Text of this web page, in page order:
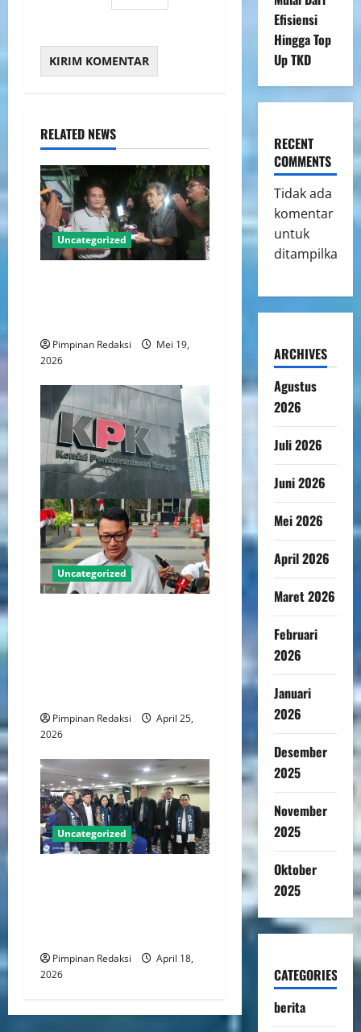
RELATED NEWS
Uncategorized
Pimpinan Redaksi
Mei 19,
2026
Uncategorized
Pimpinan Redaksi
April 25,
2026
Uncategorized
Pimpinan Redaksi
April 18,
2026
Efisiensi
Hingga Top
Up TKD
RECENT
COMMENTS
Tidak ada
komentar
untuk
ditampilkan.
ARCHIVES
Agustus
2026
Juli 2026
Juni 2026
Mei 2026
April 2026
Maret 2026
Februari
2026
Januari
2026
Desember
2025
November
2025
Oktober
2025
CATEGORIES
berita